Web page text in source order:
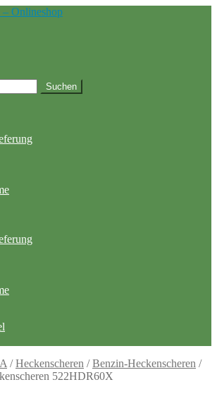
Suchen
/Heckenscheren /Benzin-Heckenscheren /
522HDR60X